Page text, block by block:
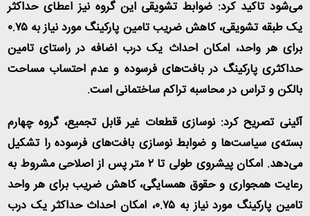
می‌شود تاکید کرد: ضوابط تشویقی این گروه نیز اعطای حداکثر
یک طبقه تشویقی، کاهش ضریب تامین پارکینگ مورد نیاز به ۰.۷۵
برای هر واحد، امکان احداث یک درب اضافه در راستای تامین
حداکثری پارکینگ در بافت‌های فرسوده و عدم احتساب مساحت
بالکن و تراس در محاسبه تراکم ساختمانی است.
آئینی تصریح کرد: نوسازی قطعات غیر قابل تجمیع، گروه چهارم
بسته‌ی سیاست‌ها و ضوابط نوسازی بافت‌های فرسوده را تشکیل
می‌دهد. امکان پیشروی طولی تا۲متر پس از اصلاحی مشروط به
رعایت همجواری و حقوق همسایگی، کاهش ضریب برای هر واحد
تامین پارکینگ مورد نیاز به ۰.۷۵، امکان احداث حداکثر یک درب